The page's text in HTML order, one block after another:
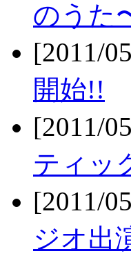
のうた
[2011/
開始!!
[2011/
ティッ
[2011/
ジオ出